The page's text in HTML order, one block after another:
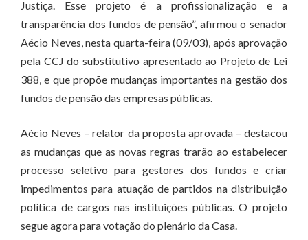
Justiça. Esse projeto é a profissionalização e a
transparência dos fundos de pensão”, afirmou o senador
Aécio Neves, nesta quarta-feira (09/03), após aprovação
pela CCJ do substitutivo apresentado ao Projeto de Lei
388, e que propõe mudanças importantes na gestão dos
fundos de pensão das empresas públicas.
Aécio Neves – relator da proposta aprovada – destacou
as mudanças que as novas regras trarão ao estabelecer
processo seletivo para gestores dos fundos e criar
impedimentos para atuação de partidos na distribuição
política de cargos nas instituições públicas. O projeto
segue agora para votação do plenário da Casa.